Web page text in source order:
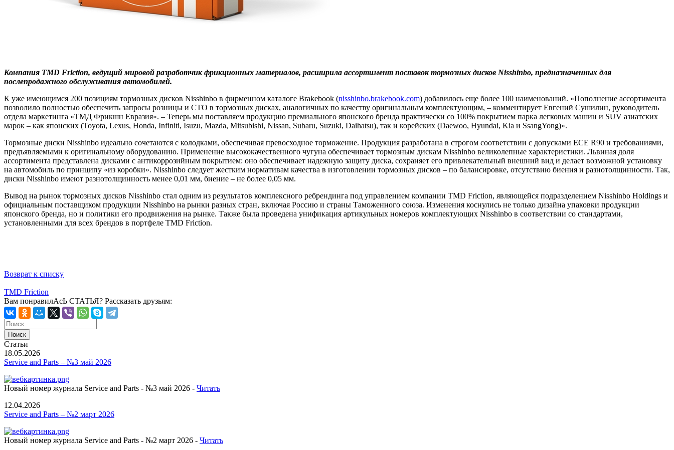
Компания TMD Friction, ведущий мировой разработчик фрикционных материалов, расширила ассортимент поставок тормозных дисков Nisshinbo, предназначенных для
послепродажного обслуживания автомобилей.
К уже имеющимся 200 позициям тормозных дисков Nisshinbo в фирменном каталоге Brakebook (nisshinbo.brakebook.com) добавилось еще более 100 наименований. «Пополнение ассортимента
позволило полностью обеспечить запросы розницы и СТО в тормозных дисках, аналогичных по качеству оригинальным комплектующим, – комментирует Евгений Сушилин, руководитель
отдела маркетинга «ТМД Фрикшн Евразия». – Теперь мы поставляем продукцию премиального японского бренда практически со 100% покрытием парка легковых машин и SUV азиатских
марок – как японских (Toyota, Lexus, Honda, Infiniti, Isuzu, Mazda, Mitsubishi, Nissan, Subaru, Suzuki, Daihatsu), так и корейских (Daewoo, Hyundai, Kia и SsangYong)».
Тормозные диски Nisshinbo идеально сочетаются с колодками, обеспечивая превосходное торможение. Продукция разработана в строгом соответствии с допусками ECE R90 и требованиями,
предъявляемыми к оригинальному оборудованию. Применение высококачественного чугуна обеспечивает тормозным дискам Nisshinbo великолепные характеристики. Львиная доля
ассортимента представлена дисками с антикоррозийным покрытием: оно обеспечивает надежную защиту диска, сохраняет его привлекательный внешний вид и делает возможной установку
на автомобиль по принципу «из коробки». Nisshinbo следует жестким нормативам качества в изготовлении тормозных дисков – по балансировке, отсутствию биения и разнотолщинности. Так,
диски Nisshinbo имеют разнотолщинность менее 0,01 мм, биение – не более 0,05 мм.
Вывод на рынок тормозных дисков Nisshinbo стал одним из результатов комплексного ребрендинга под управлением компании TMD Friction, являющейся подразделением Nisshinbo Holdings и
официальным поставщиком продукции Nisshinbo на рынки разных стран, включая Россию и страны Таможенного союза. Изменения коснулись не только дизайна упаковки продукции
японского бренда, но и политики его продвижения на рынке. Также была проведена унификация артикульных номеров комплектующих Nisshinbo в соответствии со стандартами,
установленными для всех брендов в портфеле TMD Friction.
Возврат к списку
TMD Friction
Вам понравилАсЬ СТАТЬЯ? Рассказать друзьям:
Статьи
18.05.2026
Service and Parts – №3 май 2026
Новый номер журнала Service and Parts - №3 май 2026 - Читать
12.04.2026
Service and Parts – №2 март 2026
Новый номер журнала Service and Parts - №2 март 2026 - Читать